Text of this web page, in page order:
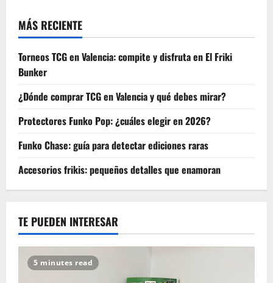
MÁS RECIENTE
Torneos TCG en Valencia: compite y disfruta en El Friki
Bunker
¿Dónde comprar TCG en Valencia y qué debes mirar?
Protectores Funko Pop: ¿cuáles elegir en 2026?
Funko Chase: guía para detectar ediciones raras
Accesorios frikis: pequeños detalles que enamoran
TE PUEDEN INTERESAR
5 minutes read